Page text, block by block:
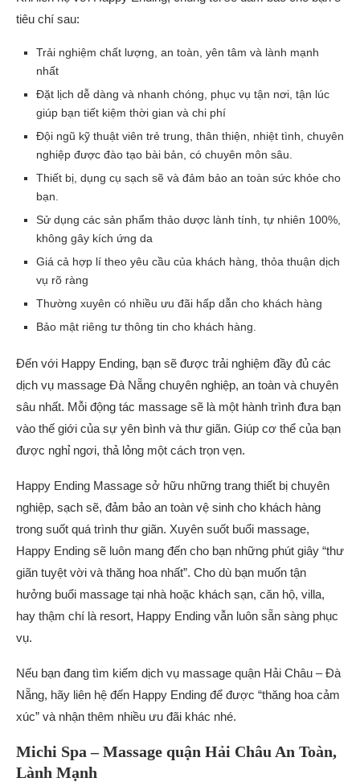
tiêu chí sau:
Trải nghiệm chất lượng, an toàn, yên tâm và lành mạnh
nhất
Đặt lịch dễ dàng và nhanh chóng, phục vụ tận nơi, tận lúc
giúp bạn tiết kiệm thời gian và chi phí
Đội ngũ kỹ thuật viên trẻ trung, thân thiện, nhiệt tình, chuyên
nghiệp được đào tạo bài bản, có chuyên môn sâu.
Thiết bị, dụng cụ sạch sẽ và đảm bảo an toàn sức khỏe cho
bạn.
Sử dụng các sản phẩm thảo dược lành tính, tự nhiên 100%,
không gây kích ứng da
Giá cả hợp lí theo yêu cầu của khách hàng, thỏa thuận dịch
vụ rõ ràng
Thường xuyên có nhiều ưu đãi hấp dẫn cho khách hàng
Bảo mật riêng tư thông tin cho khách hàng.
Đến với Happy Ending, bạn sẽ được trải nghiệm đầy đủ các
dịch vụ massage Đà Nẵng chuyên nghiệp, an toàn và chuyên
sâu nhất. Mỗi động tác massage sẽ là một hành trình đưa bạn
vào thế giới của sự yên bình và thư giãn. Giúp cơ thể của bạn
được nghỉ ngơi, thả lỏng một cách trọn vẹn.
Happy Ending Massage sở hữu những trang thiết bị chuyên
nghiệp, sạch sẽ, đảm bảo an toàn vệ sinh cho khách hàng
trong suốt quá trình thư giãn. Xuyên suốt buổi massage,
Happy Ending sẽ luôn mang đến cho bạn những phút giây “thư
giãn tuyệt vời và thăng hoa nhất”. Cho dù bạn muốn tận
hưởng buổi massage tại nhà hoặc khách sạn, căn hộ, villa,
hay thậm chí là resort, Happy Ending vẫn luôn sẵn sàng phục
vụ.
Nếu bạn đang tìm kiếm dịch vụ massage quận Hải Châu – Đà
Nẵng, hãy liên hệ đến Happy Ending để được “thăng hoa cảm
xúc” và nhận thêm nhiều ưu đãi khác nhé.
Michi Spa – Massage quận Hải Châu An Toàn,
Lành Mạnh